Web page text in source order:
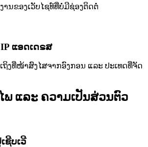
ນຂອງເວັບໄຊທ໌ທີ່ບໍ່ມີຊ່ອງຕິດຕໍ່
ແອດເດຣສ
ຖິງທີ່ໜ້າສົງໄສຈາກອົງກອນ ແລະ ປະເທດທີ່ຈັດ
ພ ແລະ ຄວາມເປັນສ່ວນຕົວ
ຊີບເວີ